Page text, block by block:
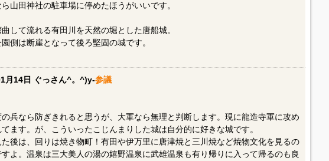
山田神社の駐車場に停めたほうがいいです。
して流れる有田川を天然の堀とした唐船城。
側は断崖となって後ろ堅固の城です。
月14日 ぐっさん^。^)y-参議
兵なら防ぎきれると思うが、大軍なら無理と判断します。現に龍造寺軍に攻め
ます。が、こういったこじんまりした城は自分的に好きな城です。
後は、回りは焼き物町！有田や伊万里に唐津焼と三川焼など焼物文化を見るの
すよ。温泉は三大美人の湯の嬉野温泉に武雄温泉も有り帰りに入って帰るのも良